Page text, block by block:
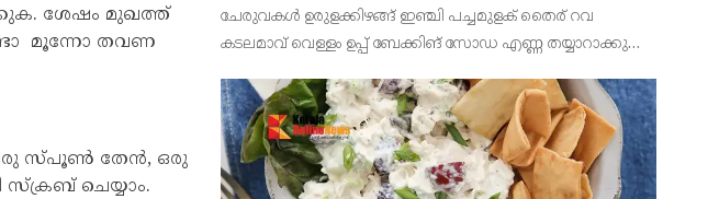
ശേഷം മുഖത്ത്
മൂന്നോ തവണ
ഒരു സ്പൂണ്‍ തേന്‍, ഒരു
സ്ക്രബ് ചെയ്യാം.
ചേരുവകൾ ഉരുളക്കിഴങ്ങ് ഇഞ്ചി പച്ചമുളക് തൈര് റവ
കടലമാവ് വെള്ളം ഉപ്പ് ബേക്കിങ് സോഡ എണ്ണ തയ്യാറാക്കുന്ന
അരിഞ്ഞതും, ചെറിയ കഷ്ണം ഇഞ്ചിയും, രണ്ട് പച്ചമുളക